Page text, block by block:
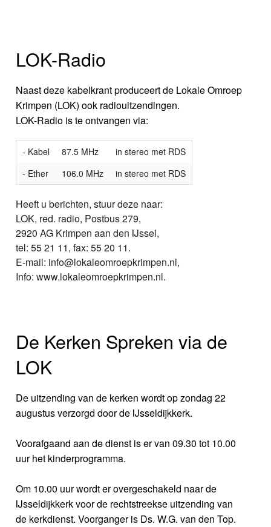
LOK-Radio
Naast deze kabelkrant produceert de Lokale Omroep
Krimpen (LOK) ook radiouitzendingen.
LOK-Radio is te ontvangen via:
- Kabel 87.5 MHz
in stereo met RDS
- Ether
106.0 MHz in stereo met RDS
Heeft u berichten, stuur deze naar:
LOK, red. radio, Postbus 279,
2920 AG Krimpen aan den IJssel,
tel: 55 21 11, fax: 55 20 11.
E-mail: info@lokaleomroepkrimpen.nl,
Info: www.lokaleomroepkrimpen.nl.
De Kerken Spreken via de
LOK
De uitzending van de kerken wordt op zondag 22
augustus verzorgd door de IJsseldijkkerk.
Voorafgaand aan de dienst is er van 09.30 tot 10.00
uur het kinderprogramma.
Om 10.00 uur wordt er overgeschakeld naar de
IJsseldijkkerk voor de rechtstreekse uitzending van
de kerkdienst. Voorganger is Ds. W.G. van den Top.